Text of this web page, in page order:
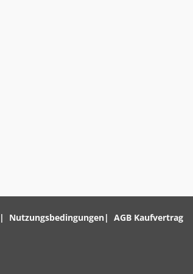
Nutzungsbedingungen
AGB Kaufvertrag